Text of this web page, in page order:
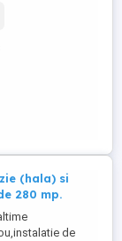
utilități în fața
(hala) si
280 mp.
de